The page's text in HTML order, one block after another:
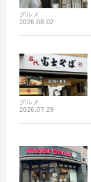
グルメ
2026.08.02
グルメ
2026.07.29